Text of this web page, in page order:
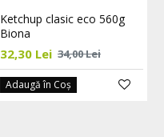
Ketchup clasic eco 560g
Biona
32,30 Lei 34,00 Lei
Adaugă în Coş